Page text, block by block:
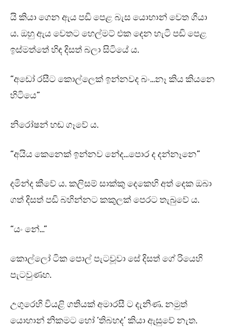
යි කියා ගෙන ඇය පඩි පෙළ බැස යොහාන් වෙත ගියා
ය. ඔහු ඇය වෙතට හෙල්මට් එක දෙන හැටි පඩි පෙළ
ඉස්මත්තේ හිඳ දිසත් බලා සිටියේ ය.
“අඩෝ රසීට කොල්ලෙක් ඉන්නවද බං…නෑ කිය කියනෙ
හිටියෙ”
නිරෝෂන් හඬ ගෑවේ ය.
“අයිය කෙනෙක් ඉන්නව නේද…පොර ද දන්නෑනෙ”
දමින්ද කීවේ ය. කලිසම් සාක්කු දෙකෙහි අත් දෙක ඔබා
ගත් දිසත් පඩි බහින්නට කකුලක් පෙරට තැබුවේ ය.
“යං නේ…”
කොල්ලෝ ටික පොල් පැටවූවා සේ දිසත් ගේ රියෙහි
පැටවුණහ.
උගුරෙහි වියළි ගතියක් අමාරසී ට දැනිණ. නමුත්
යොහාන් නිකමට හෝ ‘තිබහද’ කියා ඇසුවේ නැත.